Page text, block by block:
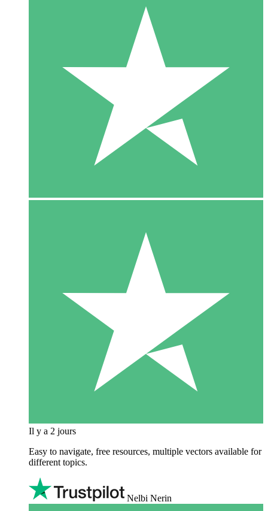
Il y a 2 jours
Easy to navigate, free resources, multiple vectors available for
different topics.
Nelbi Nerin